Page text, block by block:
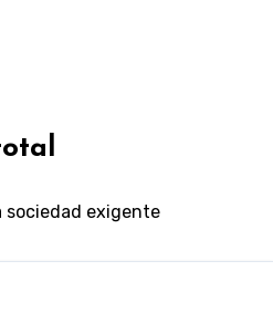
sociedad exigente